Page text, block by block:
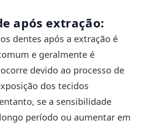
após extração:
dentes após a extração é
e geralmente é
devido ao processo de
dos tecidos
se a sensibilidade
período ou aumentar em